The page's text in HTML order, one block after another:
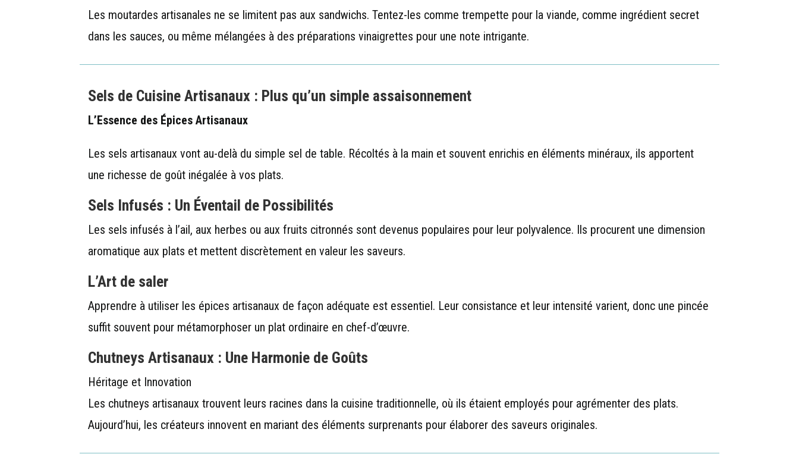
Les moutardes artisanales ne se limitent pas aux sandwichs. Tentez-les comme trempette pour la viande, comme ingrédient secret
dans les sauces, ou même mélangées à des préparations vinaigrettes pour une note intrigante.
Sels de Cuisine Artisanaux : Plus qu’un simple assaisonnement
L’Essence des Épices Artisanaux
Les sels artisanaux vont au-delà du simple sel de table. Récoltés à la main et souvent enrichis en éléments minéraux, ils apportent
une richesse de goût inégalée à vos plats.
Sels Infusés : Un Éventail de Possibilités
Les sels infusés à l’ail, aux herbes ou aux fruits citronnés sont devenus populaires pour leur polyvalence. Ils procurent une dimension
aromatique aux plats et mettent discrètement en valeur les saveurs.
L’Art de saler
Apprendre à utiliser les épices artisanaux de façon adéquate est essentiel. Leur consistance et leur intensité varient, donc une pincée
suffit souvent pour métamorphoser un plat ordinaire en chef-d’œuvre.
Chutneys Artisanaux : Une Harmonie de Goûts
Héritage et Innovation
Les chutneys artisanaux trouvent leurs racines dans la cuisine traditionnelle, où ils étaient employés pour agrémenter des plats.
Aujourd’hui, les créateurs innovent en mariant des éléments surprenants pour élaborer des saveurs originales.